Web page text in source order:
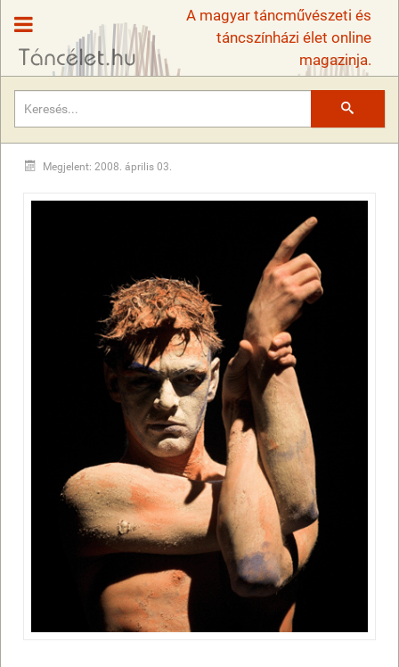
A magyar táncművészeti és
táncszínházi élet online
magazinja.
Megjelent: 2008. április 03.